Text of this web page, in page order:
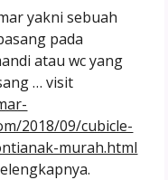
yakni sebuah
pada
atau wc yang
… visit
2018/09/cubicle-
murah.html